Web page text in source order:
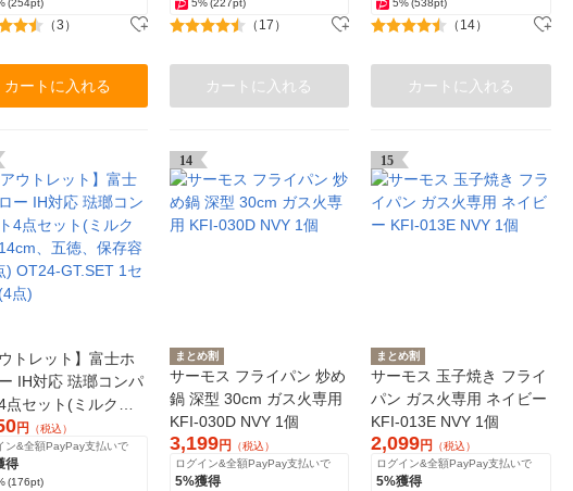
（3）
カートに入れる
（17）
カートに入れる
（14）
カートに入れる
ウトレット】富士ホ
IH対応 琺瑯コンパ
点セット(ミルクパ
、五徳、保存容器
OT24-GT.SET 1セッ
)
円
（税込）
ン&全額PayPay支払いで
得
(176pt)
14
まとめ割
サーモス フライパン 炒め
鍋 深型 30cm ガス火専用
KFI-030D NVY 1個
3,199円
（税込）
ログイン&全額PayPay支払いで
5%獲得
15
まとめ割
サーモス 玉子焼き フライ
パン ガス火専用 ネイビー
KFI-013E NVY 1個
2,099円
（税込）
ログイン&全額PayPay支払いで
5%獲得